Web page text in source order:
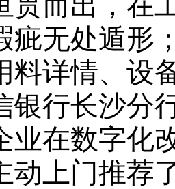
疵无处遁形
料详情、设
银行长沙分
业在数字化
动上门推荐